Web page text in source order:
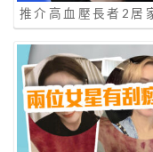
推介高血壓長者2居